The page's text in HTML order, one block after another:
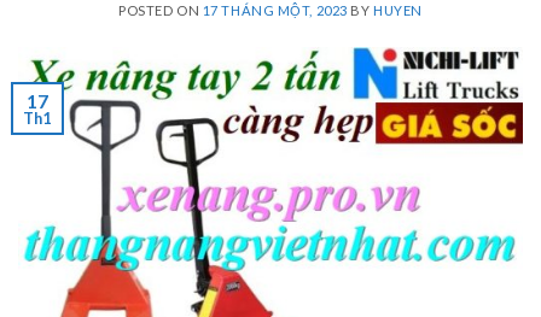
POSTED ON 17 THÁNG MỘT, 2023 BYHUYEN
17
Th1